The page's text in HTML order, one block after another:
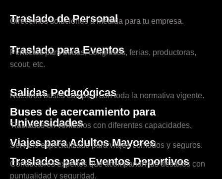
Traslado de Personal
Ofrecemos soluciones a medida para tu empresa.
Traslado para Eventos
Perfectos para bodas, congresos, ferias, productoras,
scout, etc.
Salidas Pedagógicas
Nuestros buses cumplen con toda la normativa vigente.
Buses de acercamiento para
Universidades
Traslados en vehículos con diferentes capacidades.
Viajes para Adultos Mayores
Servicio especializado para viajes cómodos y seguros.
Traslados para Eventos Deportivos
Conductores expertos que acompañan tus desafíos con
puntualidad y seguridad.